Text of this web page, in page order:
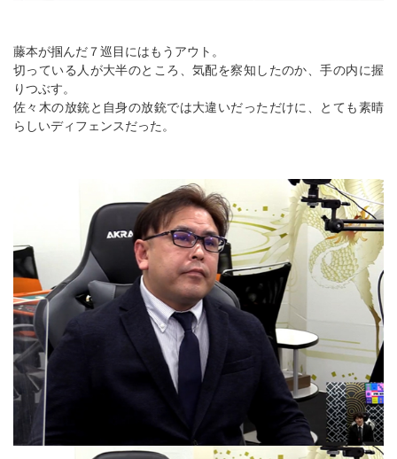
藤本が掴んだ７巡目にはもうアウト。
切っている人が大半のところ、気配を察知したのか、手の内に握
りつぶす。
佐々木の放銃と自身の放銃では大違いだっただけに、とても素晴
らしいディフェンスだった。